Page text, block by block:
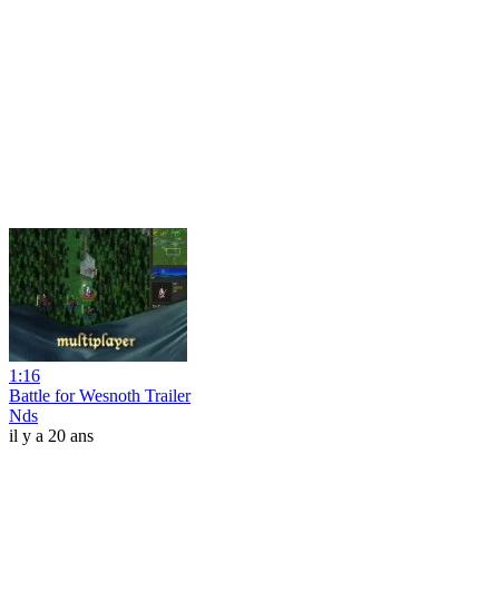
1:16
Battle for Wesnoth Trailer
Nds
il y a 20 ans